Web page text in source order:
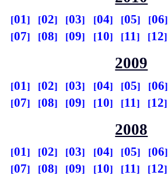
01 02 03 04 05
06
07
08 09 10 11 12
2009
01 02 03 04 05
06
07
08 09 10 11 12
2008
01 02 03 04 05
06
07
08 09 10 11 12